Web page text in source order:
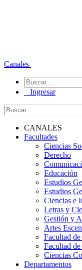
Canales
Ingresar
CANALES
Facultades
Ciencias
Derecho
Educación
Estudios
Estudios
Ciencias e
Letras y
Gestión y
Artes
Facultad
Facultad
Ciencias
Departamentos